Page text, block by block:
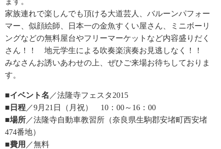
家族連れで楽しんでも頂ける大道芸人、バルーンパフォー
マー、似顔絵師、日本一の金魚すくい屋さん、ミニボーリ
ングなどの無料屋台やフリーマーケットなど内容盛りだく
さん！！ 地元学生による吹奏楽演奏お見逃しなく！！
みなさんお誘いあわせの上、ぜひご来場お待ちしておりま
す。
■イベント名 ／法隆寺フェスタ2015
■日程 ／9月21日（月祝） 10：00～16：00
■場所 ／法隆寺自動車教習所（奈良県生駒郡安堵町西安堵
474番地）
■費用 ／無料